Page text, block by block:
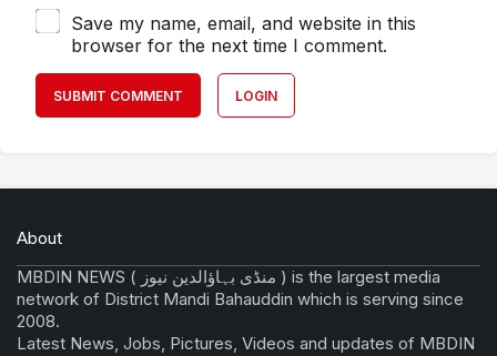
Save my name, email, and website in this
browser for the next time I comment.
SUBMIT COMMENT LOGIN
About
MBDIN NEWS ( منڈی بہاؤالدین نیوز ) is the largest media
network of District Mandi Bahauddin which is serving since
2008.
Latest News, Jobs, Pictures, Videos and updates of MBDIN